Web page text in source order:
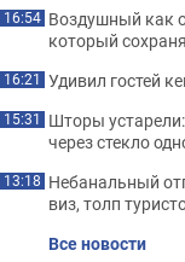
16:54 Воздушный как
который
16:21 Удивил гостей
15:31 Шторы
через стекло
13:18 Небанальный
виз, толп
Все новости